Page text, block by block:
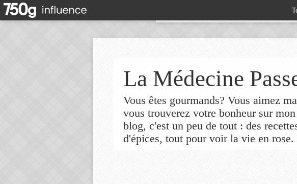
La Médecine
Vous êtes gourmands? Vous aimez
vous trouverez votre bonheur sur
blog, c'est un peu de tout : des
d'épices, tout pour voir la vie en